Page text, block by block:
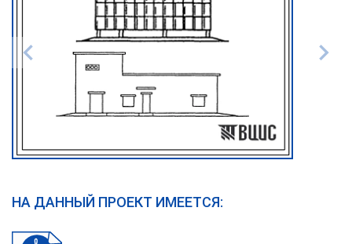
НА ДАННЫЙ ПРОЕКТ ИМЕЕТСЯ: